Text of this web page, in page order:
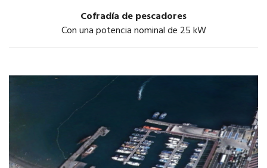
Cofradía de pescadores
Con una potencia nominal de 25 kW